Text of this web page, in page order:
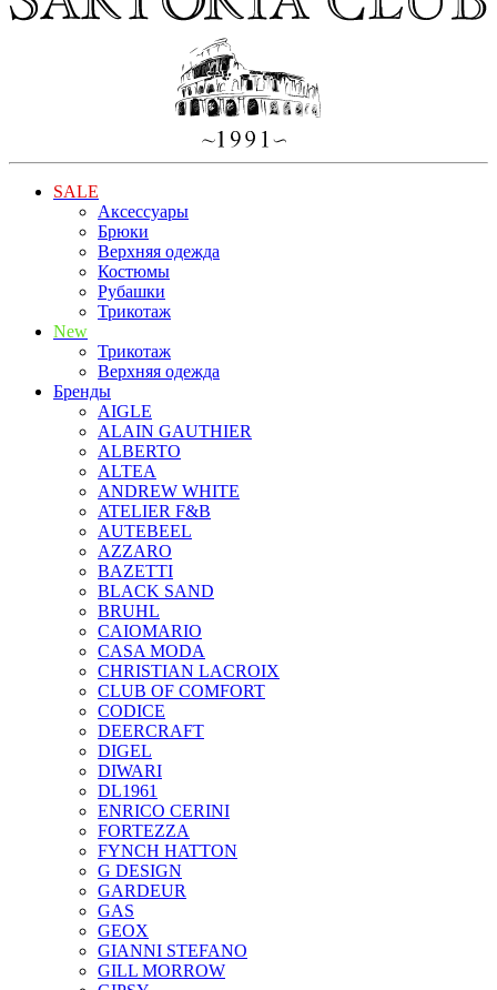
SALE
Аксессуары
Брюки
Верхняя одежда
Костюмы
Рубашки
Трикотаж
New
Трикотаж
Верхняя одежда
Бренды
AIGLE
ALAIN GAUTHIER
ALBERTO
ALTEA
ANDREW WHITE
ATELIER F&B
AUTEBEEL
AZZARO
BAZETTI
BLACK SAND
BRUHL
CAIOMARIO
CASA MODA
CHRISTIAN LACROIX
CLUB OF COMFORT
CODICE
DEERCRAFT
DIGEL
DIWARI
DL1961
ENRICO CERINI
FORTEZZA
FYNCH HATTON
G DESIGN
GARDEUR
GAS
GEOX
GIANNI STEFANO
GILL MORROW